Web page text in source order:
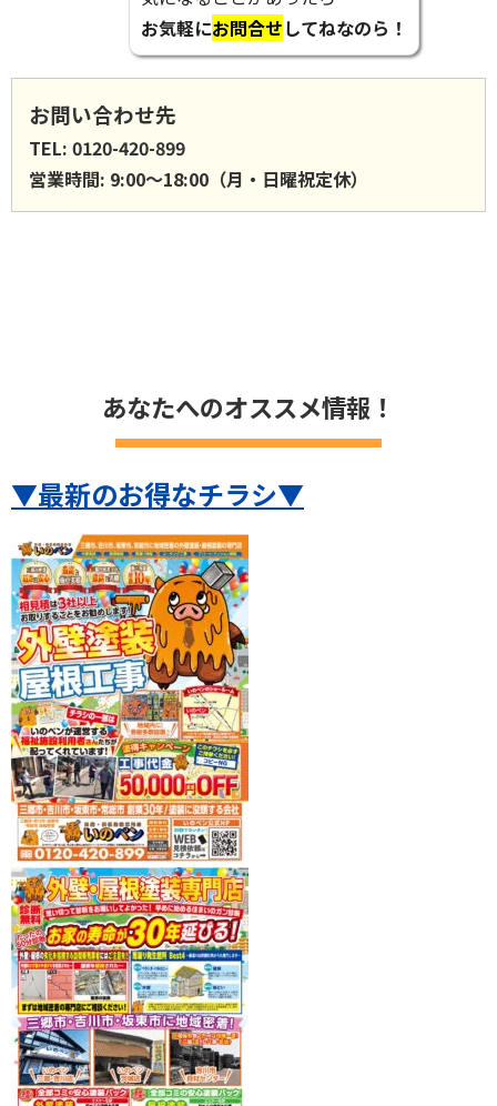
お気軽にお問合せしてねなのら！
お問い合わせ先
TEL: 0120-420-899
営業時間: 9:00〜18:00（月・日曜祝定休）
あなたへのオススメ情報！
▼最新のお得なチラシ▼